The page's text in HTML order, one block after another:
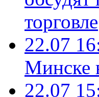
торговле
22.07
Минске
22.07